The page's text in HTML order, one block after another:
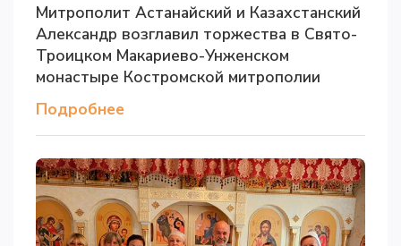
Митрополит Астанайский и Казахстанский
Александр возглавил торжества в Свято-
Троицком Макариево-Унженском
монастыре Костромской митрополии
Подробнее